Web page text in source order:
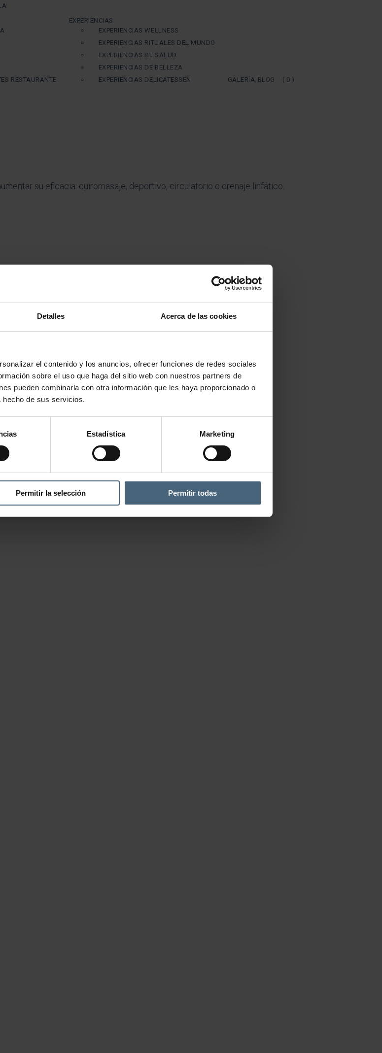
Detalles Acerca de las cookies
el contenido y los anuncios, ofrecer funciones de redes sociales
sobre el uso que haga del sitio web con nuestros partners de
pueden combinarla con otra información que les haya proporcionado o
hecho de sus servicios.
Estadística Marketing
Permitir la selección Permitir todas
RESTAURANTE
EXPERIENCIAS
EXPERIENCIAS WELLNESS
EXPERIENCIAS RITUALES DEL MUNDO
EXPERIENCIAS DE SALUD
EXPERIENCIAS DE BELLEZA
EXPERIENCIAS DELICATESSEN
GALERÍA BLOG ( 0 )
su eficacia: quiromasaje, deportivo, circulatorio o drenaje linfático.
Las opciones se pueden elegir en la página de producto